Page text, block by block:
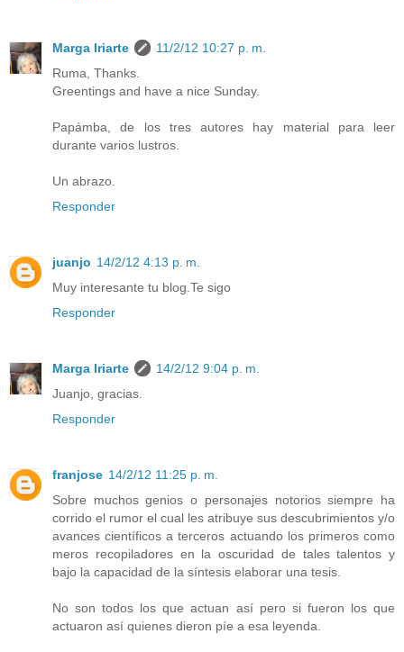
Marga Iriarte
11/2/12 10:27 p. m.
Ruma, Thanks.
Greentings and have a nice Sunday.
Papámba, de los tres autores hay material para leer
durante varios lustros.
Un abrazo.
Responder
juanjo 14/2/12 4:13 p. m.
Muy interesante tu blog.Te sigo
Responder
Marga Iriarte
14/2/12 9:04 p. m.
Juanjo, gracias.
Responder
franjose 14/2/12 11:25 p. m.
Sobre muchos genios o personajes notorios siempre ha
corrido el rumor el cual les atribuye sus descubrimientos y/o
avances científicos a terceros actuando los primeros como
meros recopiladores en la oscuridad de tales talentos y
bajo la capacidad de la síntesis elaborar una tesis.
No son todos los que actuan así pero si fueron los que
actuaron así quienes dieron píe a esa leyenda.